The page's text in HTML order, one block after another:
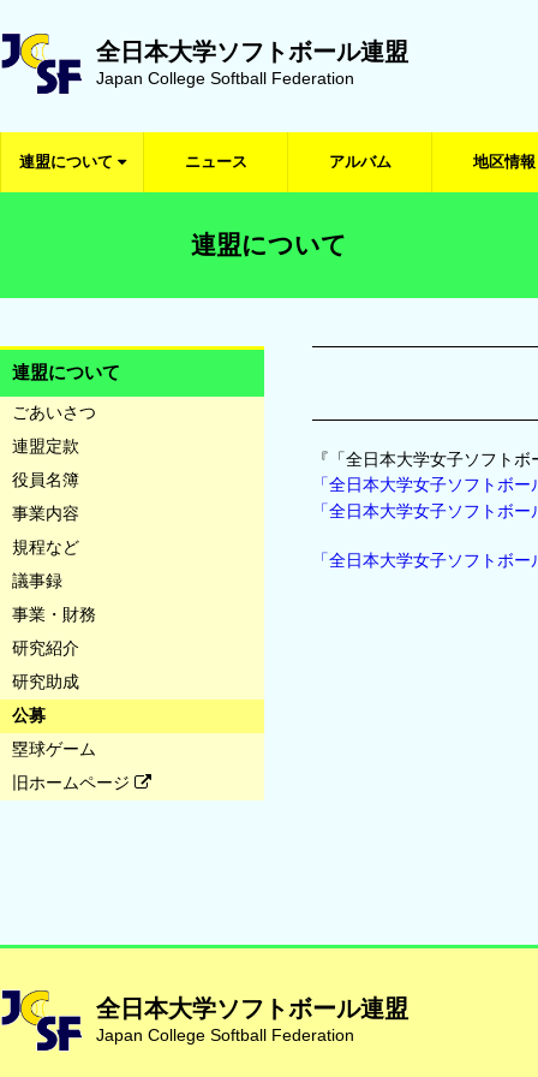
全日本大学ソフトボール連盟
Japan College Softball Federation
連盟について ニュース アルバム 地区情報
連盟について
連盟について
ごあいさつ
連盟定款
役員名簿
事業内容
規程など
議事録
事業・財務
研究紹介
研究助成
公募
塁球ゲーム
旧ホームページ
『「全日本大学女子ソフト
「全日本大学女子ソフトボ
「全日本大学女子ソフトボ
「全⽇本⼤学⼥⼦ソフトボ
全日本大学ソフトボール連盟
Japan College Softball Federation